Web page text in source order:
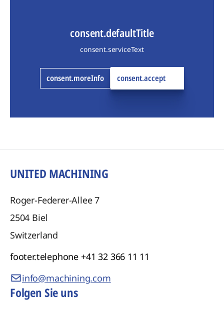
consent.defaultTitle
consent.serviceText
consent.moreInfo consent.accept
UNITED MACHINING
Roger-Federer-Allee 7
2504 Biel
Switzerland
footer.telephone +41 32 366 11 11
info@machining.com
Folgen Sie uns